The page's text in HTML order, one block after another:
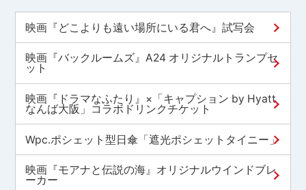
映画『どこよりも遠い場所にいる君へ』試写会
映画『バックルームズ』A24 オリジナルトランプセ
ット
映画『ドラマなふたり』×「キャプション by Hyatt
なんば大阪」コラボドリンクチケット
Wpc.ポシェット型日傘「遮光ポシェットタイニー」
映画『モアナと伝説の海』オリジナルウインドブレ
ーカー